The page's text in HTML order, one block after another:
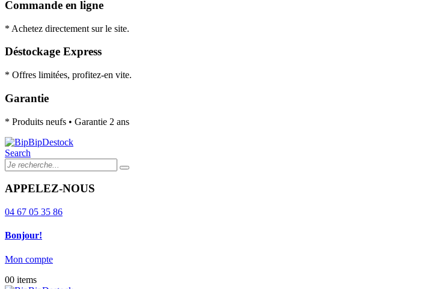
Commande en ligne
* Achetez directement sur le site.
Déstockage Express
* Offres limitées, profitez-en vite.
Garantie
* Produits neufs • Garantie 2 ans
Search
APPELEZ-NOUS
04 67 05 35 86
Bonjour!
Mon compte
00 items